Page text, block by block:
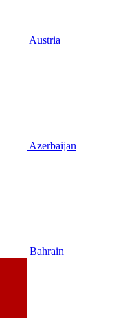
Austria
Azerbaijan
Bahrain